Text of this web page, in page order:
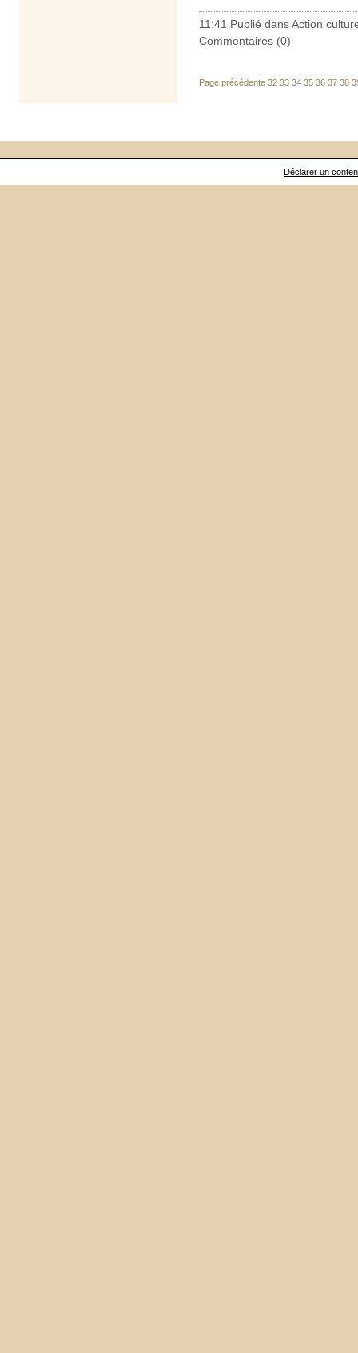
11:41 Publié dansAction
Commentaires (0)
Page précédente 32 33 34 35 36 37 38
Déclarer un